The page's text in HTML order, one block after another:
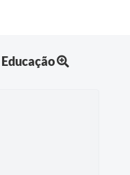
Educação